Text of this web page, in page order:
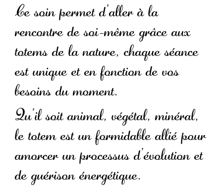
Ce soin permet d’aller à la
rencontre de soi-même grâce aux
totems de la nature, chaque séance
est unique et en fonction de vos
besoins du moment.
Qu’il soit animal, végétal, minéral,
le totem est un formidable allié pour
amorcer un processus d’évolution et
de guérison énergétique.